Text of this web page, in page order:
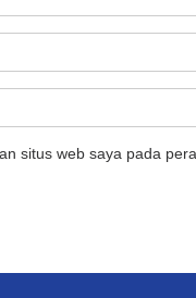
situs web saya pada